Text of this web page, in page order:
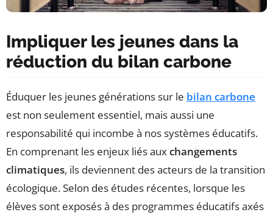
Impliquer les jeunes dans la
réduction du bilan carbone
Éduquer les jeunes générations sur le bilan carbone
est non seulement essentiel, mais aussi une
responsabilité qui incombe à nos systèmes éducatifs.
En comprenant les enjeux liés auxchangements
climatiques, ils deviennent des acteurs de la transition
écologique. Selon des études récentes, lorsque les
élèves sont exposés à des programmes éducatifs axés